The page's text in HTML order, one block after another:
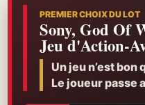
PREMIER CHOIX DU LOT
Sony, God Of
Jeu d'Action-
Un jeu n’est bon
Le joueur passe